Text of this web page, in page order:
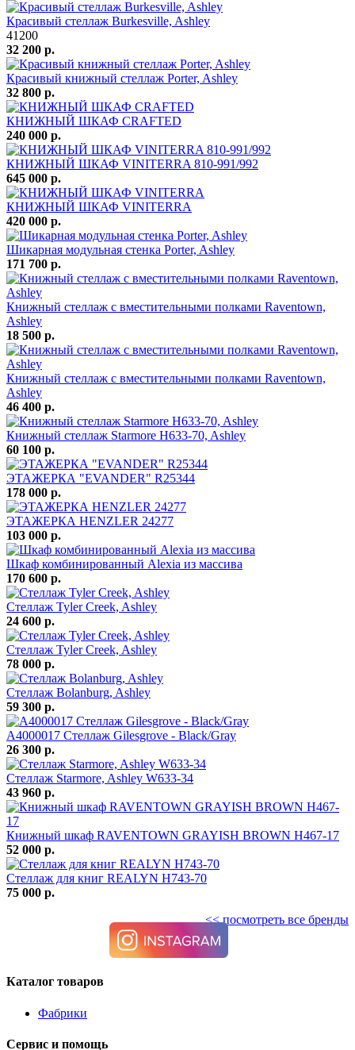
Красивый стеллаж Burkesville, Ashley
41200
32 200 р.
Красивый книжный стеллаж Porter, Ashley
32 800 р.
КНИЖНЫЙ ШКАФ CRAFTED
240 000 р.
КНИЖНЫЙ ШКАФ VINITERRA 810-991/992
645 000 р.
КНИЖНЫЙ ШКАФ VINITERRA
420 000 р.
Шикарная модульная стенка Porter, Ashley
171 700 р.
Книжный стеллаж с вместительными полками Raventown,
Ashley
18 500 р.
Книжный стеллаж с вместительными полками Raventown,
Ashley
46 400 р.
Книжный стеллаж Starmore H633-70, Ashley
60 100 р.
ЭТАЖЕРКА "EVANDER" R25344
178 000 р.
ЭТАЖЕРКА HENZLER 24277
103 000 р.
Шкаф комбинированный Alexia из массива
170 600 р.
Стеллаж Tyler Creek, Ashley
24 600 р.
Стеллаж Tyler Creek, Ashley
78 000 р.
Стеллаж Bolanburg, Ashley
59 300 р.
A4000017 Стеллаж Gilesgrove - Black/Gray
26 300 р.
Стеллаж Starmore, Ashley W633-34
43 960 р.
Книжный шкаф RAVENTOWN GRAYISH BROWN H467-17
52 000 р.
Стеллаж для книг REALYN H743-70
75 000 р.
<< посмотреть все бренды
Каталог товаров
Фабрики
Сервис и помощь